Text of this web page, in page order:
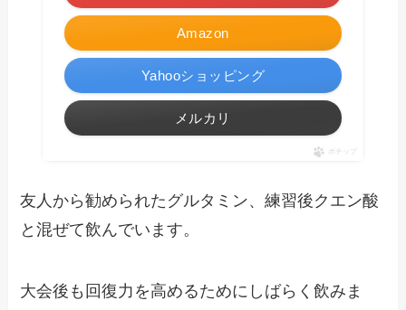
Amazon
Yahooショッピング
メルカリ
ポチップ
友人から勧められたグルタミン、練習後クエン酸
と混ぜて飲んでいます。
大会後も回復力を高めるためにしばらく飲みま